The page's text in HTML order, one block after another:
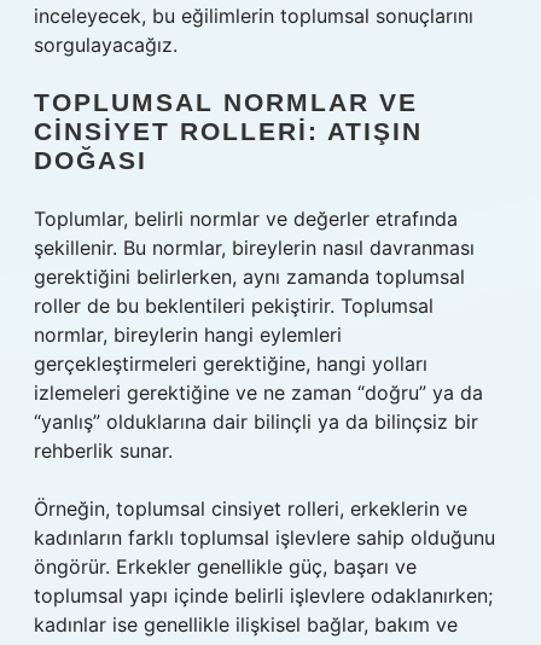
inceleyecek, bu eğilimlerin toplumsal sonuçlarını
sorgulayacağız.
TOPLUMSAL NORMLAR VE
CINSIYET ROLLERI: ATIŞIN
DOĞASI
Toplumlar, belirli normlar ve değerler etrafında
şekillenir. Bu normlar, bireylerin nasıl davranması
gerektiğini belirlerken, aynı zamanda toplumsal
roller de bu beklentileri pekiştirir. Toplumsal
normlar, bireylerin hangi eylemleri
gerçekleştirmeleri gerektiğine, hangi yolları
izlemeleri gerektiğine ve ne zaman “doğru” ya da
“yanlış” olduklarına dair bilinçli ya da bilinçsiz bir
rehberlik sunar.
Örneğin, toplumsal cinsiyet rolleri, erkeklerin ve
kadınların farklı toplumsal işlevlere sahip olduğunu
öngörür. Erkekler genellikle güç, başarı ve
toplumsal yapı içinde belirli işlevlere odaklanırken;
kadınlar ise genellikle ilişkisel bağlar, bakım ve